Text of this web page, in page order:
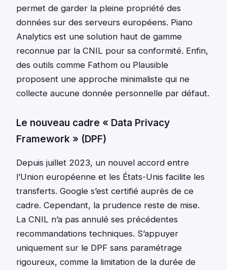
permet de garder la pleine propriété des
données sur des serveurs européens. Piano
Analytics est une solution haut de gamme
reconnue par la CNIL pour sa conformité. Enfin,
des outils comme Fathom ou Plausible
proposent une approche minimaliste qui ne
collecte aucune donnée personnelle par défaut.
Le nouveau cadre « Data Privacy
Framework » (DPF)
Depuis juillet 2023, un nouvel accord entre
l’Union européenne et les États-Unis facilite les
transferts. Google s’est certifié auprès de ce
cadre. Cependant, la prudence reste de mise.
La CNIL n’a pas annulé ses précédentes
recommandations techniques. S’appuyer
uniquement sur le DPF sans paramétrage
rigoureux, comme la limitation de la durée de